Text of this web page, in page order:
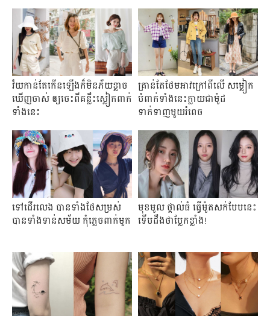
វ័យកាន់តែកើនឡើងក៏មិនភ័យខ្លាច
ឃើញចាស់ ឲ្យចេះពីគន្លឹះស្លៀកពាក់
ទាំងនេះ
គ្រាន់តែថែមអាវក្រៅពីលើ សម្លៀក
បំពាក់ទាំងនេះក្លាយជាម៉ូដ
ទាក់ទាញមួយរំពេច
ទៅដើរលេង បានទាំងថែសម្រស់
បានទាំងទាន់សម័យ កុំភ្លេចពាក់មួក
មុខមូល ថ្ពាល់ធំ ធ្វើម៉ូតសក់បែបនេះ
ទើបដឹងថាប្លែកខ្លាំង!